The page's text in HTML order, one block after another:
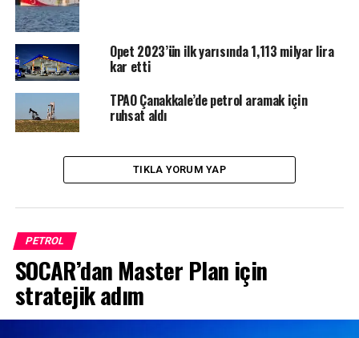
Opet 2023’ün ilk yarısında 1,113 milyar lira
kar etti
TPAO Çanakkale’de petrol aramak için
ruhsat aldı
TIKLA YORUM YAP
PETROL
SOCAR’dan Master Plan için
stratejik adım